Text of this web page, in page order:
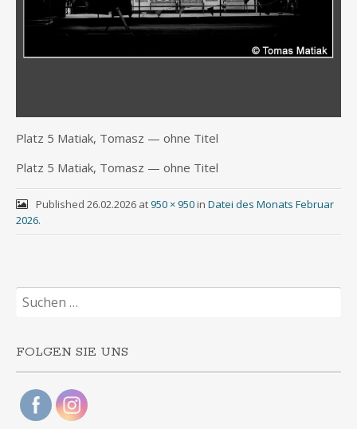
Platz 5 Mati­ak, Tomasz — ohne Titel
Platz 5 Mati­ak, Tomasz — ohne Titel
Published 26.02.2026at950 × 950in Datei des Monats Februar
2026.
Suchen
nach:
FOLGEN SIE UNS